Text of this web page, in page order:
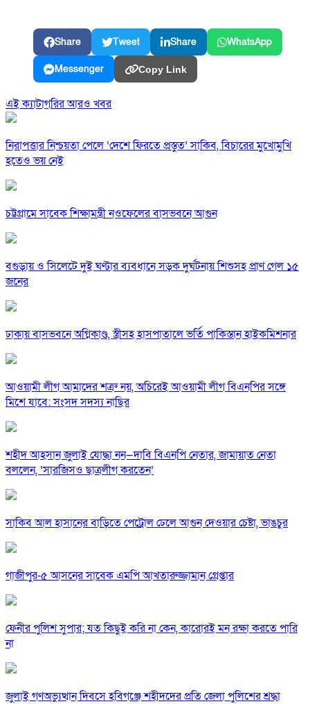
Share Tweet Share WhatsApp
Messenger Copy Link
এই ক্যাটাগরির আরও খবর
নিরাপত্তার নিশ্চয়তা পেলে ‘দেশে ফিরতে প্রস্তুত’ সাকিব, বিচারের মুখোমুখি
হতেও ভয় নেই
চট্টগ্রামে সাবেক শিক্ষামন্ত্রী নওফেলের বাসভবনে আগুন
বগুড়ায় ও সিলেটে দুই ঘণ্টার ব্যবধানে সড়ক দুর্ঘটনায় শিশুসহ প্রাণ গেল ১৫
জনের
ঢাকায় বাসভবনে অগ্নিকাণ্ড, স্ত্রীসহ হাসপাতালে ভর্তি পাকিস্তান হাইকমিশনার
আওয়ামী লীগ আমাদের শত্রু নয়, অচিরেই আওয়ামী লীগ বিএনপির সঙ্গে
মিশে যাবে: সংসদ সদস্য নাছির
শহীদ আহসান জুলাই যোদ্ধা নন—দাবি বিএনপি নেতার, জামায়াত নেতা
বললেন, ‘সারজিসও ছাত্রলীগ করতেন’
সাকিব আল হাসানের বাড়িতে পেট্রোল ঢেলে আগুন দেওয়ার চেষ্টা, ভাঙচুর
গাজীপুর-৫ আসনের সাবেক এমপি আখতারুজ্জামান গ্রেপ্তার
ফেনীর পুলিশ সুপার; যত কিছুই করি না কেন, কারোরই মন রক্ষা করতে পারি
না
জুলাই গণঅভ্যুত্থান দিবসে হবিগঞ্জে শহীদদের প্রতি জেলা পুলিশের শ্রদ্ধা